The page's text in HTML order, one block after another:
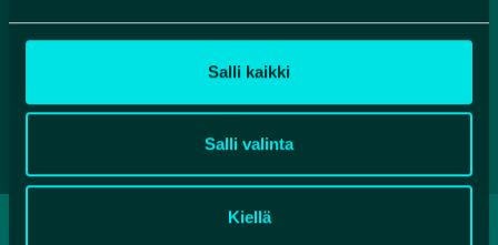
Salli kaikki
Salli valinta
Kiellä